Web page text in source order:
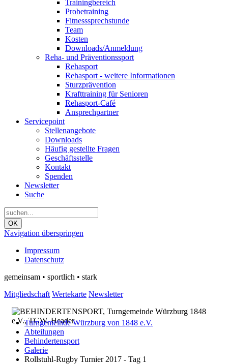
Trainingbereich
Probetraining
Fitnesssprechstunde
Team
Kosten
Downloads/Anmeldung
Reha- und Präventionssport
Rehasport
Rehasport - weitere Informationen
Sturzprävention
Krafttraining für Senioren
Rehasport-Café
Ansprechpartner
Servicepoint
Stellenangebote
Downloads
Häufig gestellte Fragen
Geschäftsstelle
Kontakt
Spenden
Newsletter
Suche
OK
Navigation überspringen
Impressum
Datenschutz
gemeinsam • sportlich • stark
Mitgliedschaft Wertekarte Newsletter
Turngemeinde Würzburg von 1848 e.V.
Abteilungen
Behindertensport
Galerie
Rollstuhl-Rugby Turnier 2017 - Tag 1